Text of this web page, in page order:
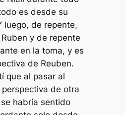
es desde su
luego, de repente,
y de repente
en la toma, y ​​es
de Reuben.
que al pasar al
de otra
habría sentido